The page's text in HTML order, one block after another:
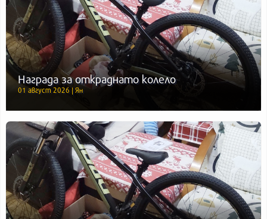
Награда за откраднато колело
01 август 2026 | Ян